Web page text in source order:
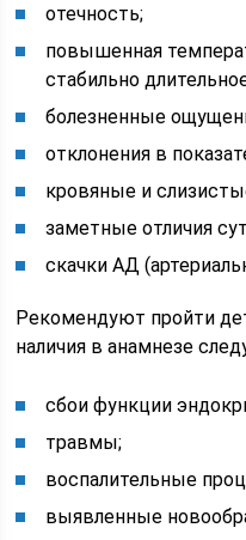
отечность;
повышенная
стабильно
болезненные
отклонения в
кровяные и
заметные отличия
скачки АД
Рекомендуют пройти
наличия в анамнезе
сбои функции
травмы;
воспалительные
выявленные